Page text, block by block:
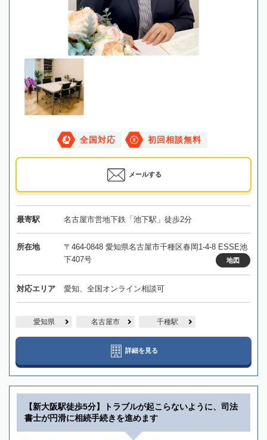
全国対応 初回相談無料
メールする
最寄駅 名古屋市営地下鉄「池下駅」徒歩2分
所在地
〒464-0848 愛知県名古屋市千種区春岡1-4-8 ESSE池
下407号
地図
対応エリア 愛知、全国オンライン相談可
愛知県 名古屋市 千種駅
詳細を見る
【新大阪駅徒歩5分】トラブルが起こらないように、司法
書士が円滑に相続手続きを進めます